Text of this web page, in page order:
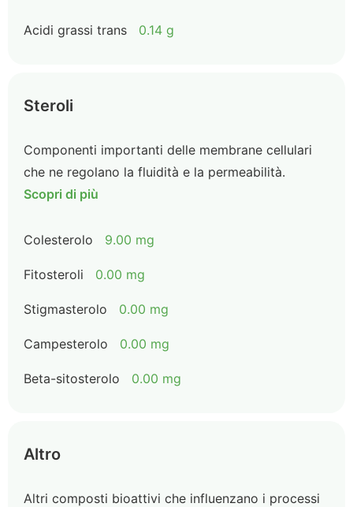
Acidi grassi trans 0.14 g
Steroli
Componenti importanti delle membrane cellulari
che ne regolano la fluidità e la permeabilità.
Scopri di più
Colesterolo 9.00 mg
Fitosteroli 0.00 mg
Stigmasterolo 0.00 mg
Campesterolo 0.00 mg
Beta-sitosterolo 0.00 mg
Altro
Altri composti bioattivi che influenzano i processi